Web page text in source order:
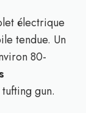
électrique
tendue. Un
80-
gun.